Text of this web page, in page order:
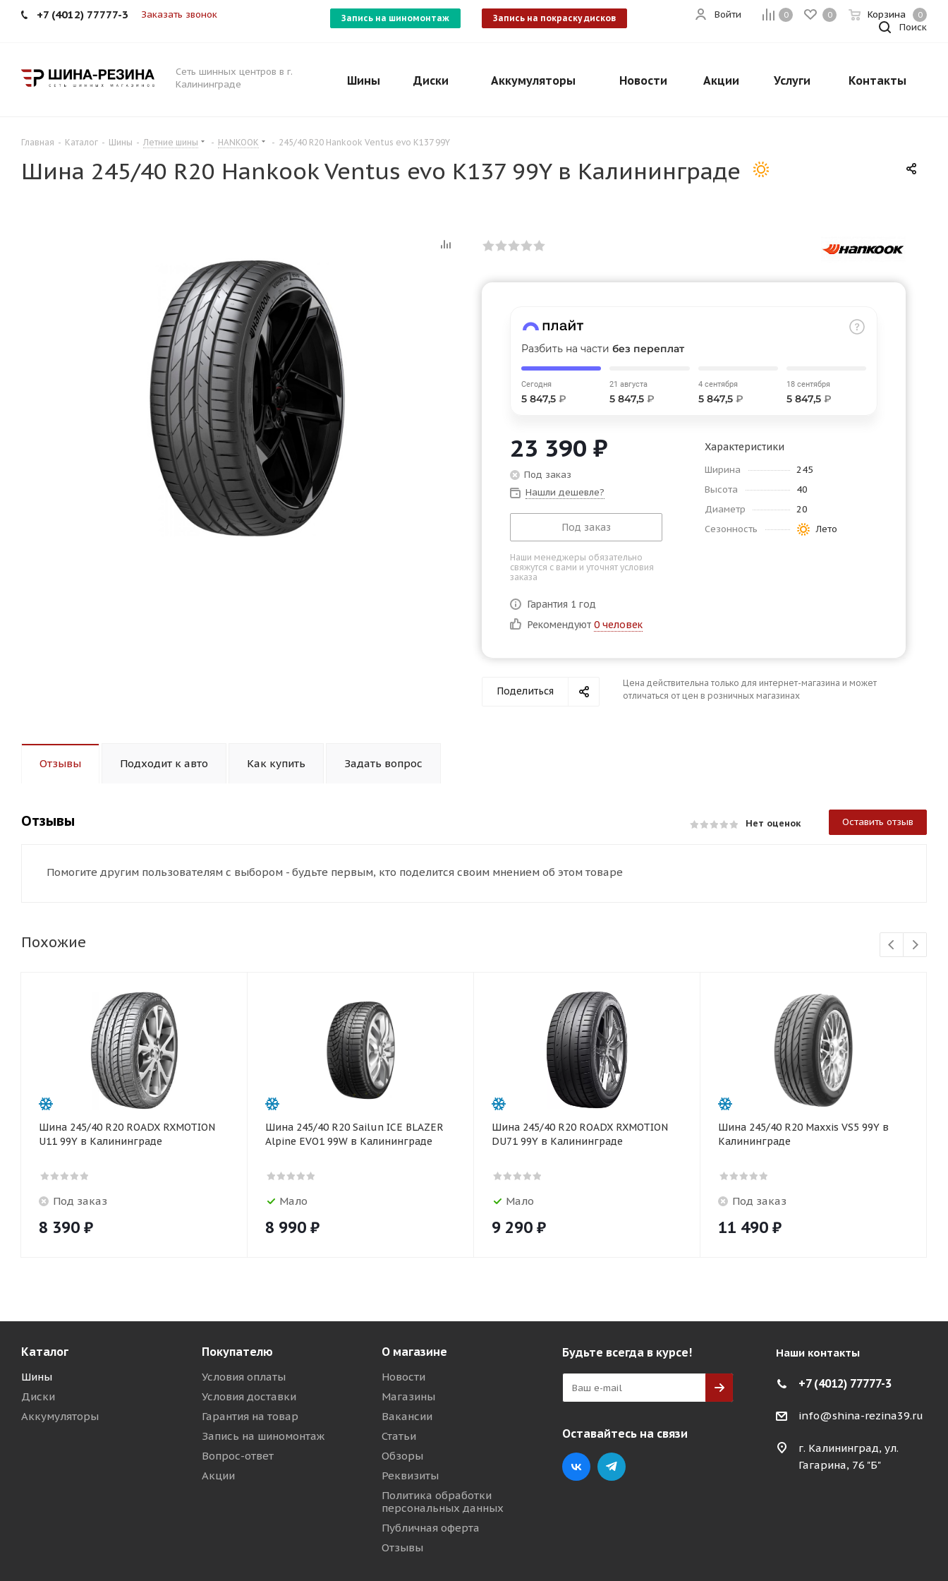
+7 (4012) 77777-3 Заказать звонок 0 0 Корзина 0
Войти
Запись на шиномонтаж Запись на покраску дисков
Поиск
Сеть шинных центров в г.
Калининграде
Шины Диски Аккумуляторы Новости Акции Услуги Контакты
Главная - Каталог - Шины - Летние шины - HANKOOK - 245/40 R20 Hankook Ventus evo K137 99Y
Шина 245/40 R20 Hankook Ventus evo K137 99Y в Калининграде
оплату
График платежей
Сегодня
25%
каждые 2 недели
раз в 2 недели
8 800 302-02-51
Разбить на части без переплат
Сегодня
5 847,5 ₽
21 августа
5 847,5₽
4 сентября
5 847,5 ₽
18 сентября
5 847,5 ₽
23 390 ₽
Под заказ
Нашли дешевле?
Под заказ
Наши менеджеры обязательно
свяжутся с вами и уточнят условия
заказа
Гарантия 1 год
Рекомендуют 0 человек
Характеристики
Ширина
245
Высота
40
Диаметр
20
Сезонность
Лето
Поделиться
Цена действительна только для интернет-магазина и может
отличаться от цен в розничных магазинах
Отзывы Подходит к авто Как купить Задать вопрос
Отзывы Нет оценок Оставить отзыв
Помогите другим пользователям с выбором - будьте первым, кто поделится своим мнением об этом товаре
Похожие
Шина 245/40 R20 ROADX RXMOTION
U11 99Y в Калининграде
Под заказ
8 390 ₽
Шина 245/40 R20 Sailun ICE BLAZER
Alpine EVO1 99W в Калининграде
Мало
8 990 ₽
Шина 245/40 R20 ROADX RXMOTION
DU71 99Y в Калининграде
Мало
9 290 ₽
Шина 245/40 R20 Maxxis VS5 99Y в
Калининграде
Под заказ
11 490 ₽
Каталог
Шины
Диски
Аккумуляторы
Покупателю
Условия оплаты
Условия доставки
Гарантия на товар
Запись на шиномонтаж
Вопрос-ответ
Акции
О магазине
Новости
Магазины
Вакансии
Статьи
Обзоры
Реквизиты
Политика обработки
персональных данных
Публичная оферта
Отзывы
Будьте всегда в курсе!
Оставайтесь на связи
Наши контакты
+7 (4012) 77777-3
info@shina-rezina39.ru
г. Калининград, ул.
Гагарина, 76 "Б"